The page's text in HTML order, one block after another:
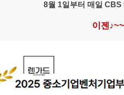
8월 1일부터 매일 CBS
이젠